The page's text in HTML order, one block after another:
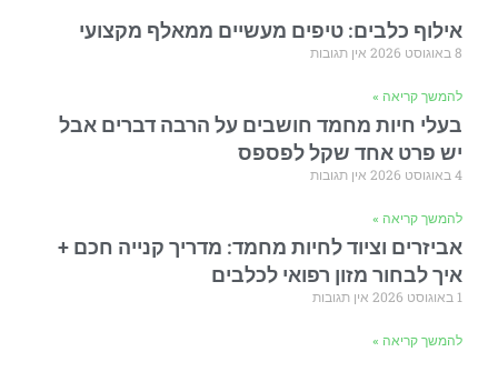
אילוף כלבים: טיפים מעשיים ממאלף מקצועי
8 באוגוסט 2026 אין תגובות
להמשך קריאה »
בעלי חיות מחמד חושבים על הרבה דברים אבל
יש פרט אחד שקל לפספס
4 באוגוסט 2026 אין תגובות
להמשך קריאה »
אביזרים וציוד לחיות מחמד: מדריך קנייה חכם +
איך לבחור מזון רפואי לכלבים
1 באוגוסט 2026 אין תגובות
להמשך קריאה »